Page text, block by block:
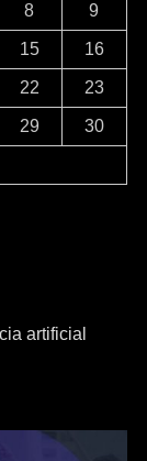
8 9
15 16
22 23
29 30
artificial